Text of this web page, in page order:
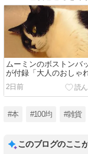
ムーミンのボストンバ
が付録「大人のおしゃ
帖」9月号
2日前
#本 #100均 #雑貨
このブログのここ